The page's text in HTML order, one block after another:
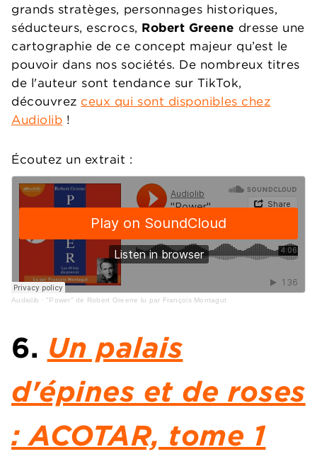
grands stratèges, personnages historiques,
séducteurs, escrocs, Robert Greene dresse une
cartographie de ce concept majeur qu’est le
pouvoir dans nos sociétés. De nombreux titres
de l'auteur sont tendance sur TikTok,
découvrez ceux qui sont disponibles chez
Audiolib !
Écoutez un extrait :
Audiolib · "Power" de Robert Greene lu par François Montagut
6. Un palais
d'épines et de roses
: ACOTAR, tome 1